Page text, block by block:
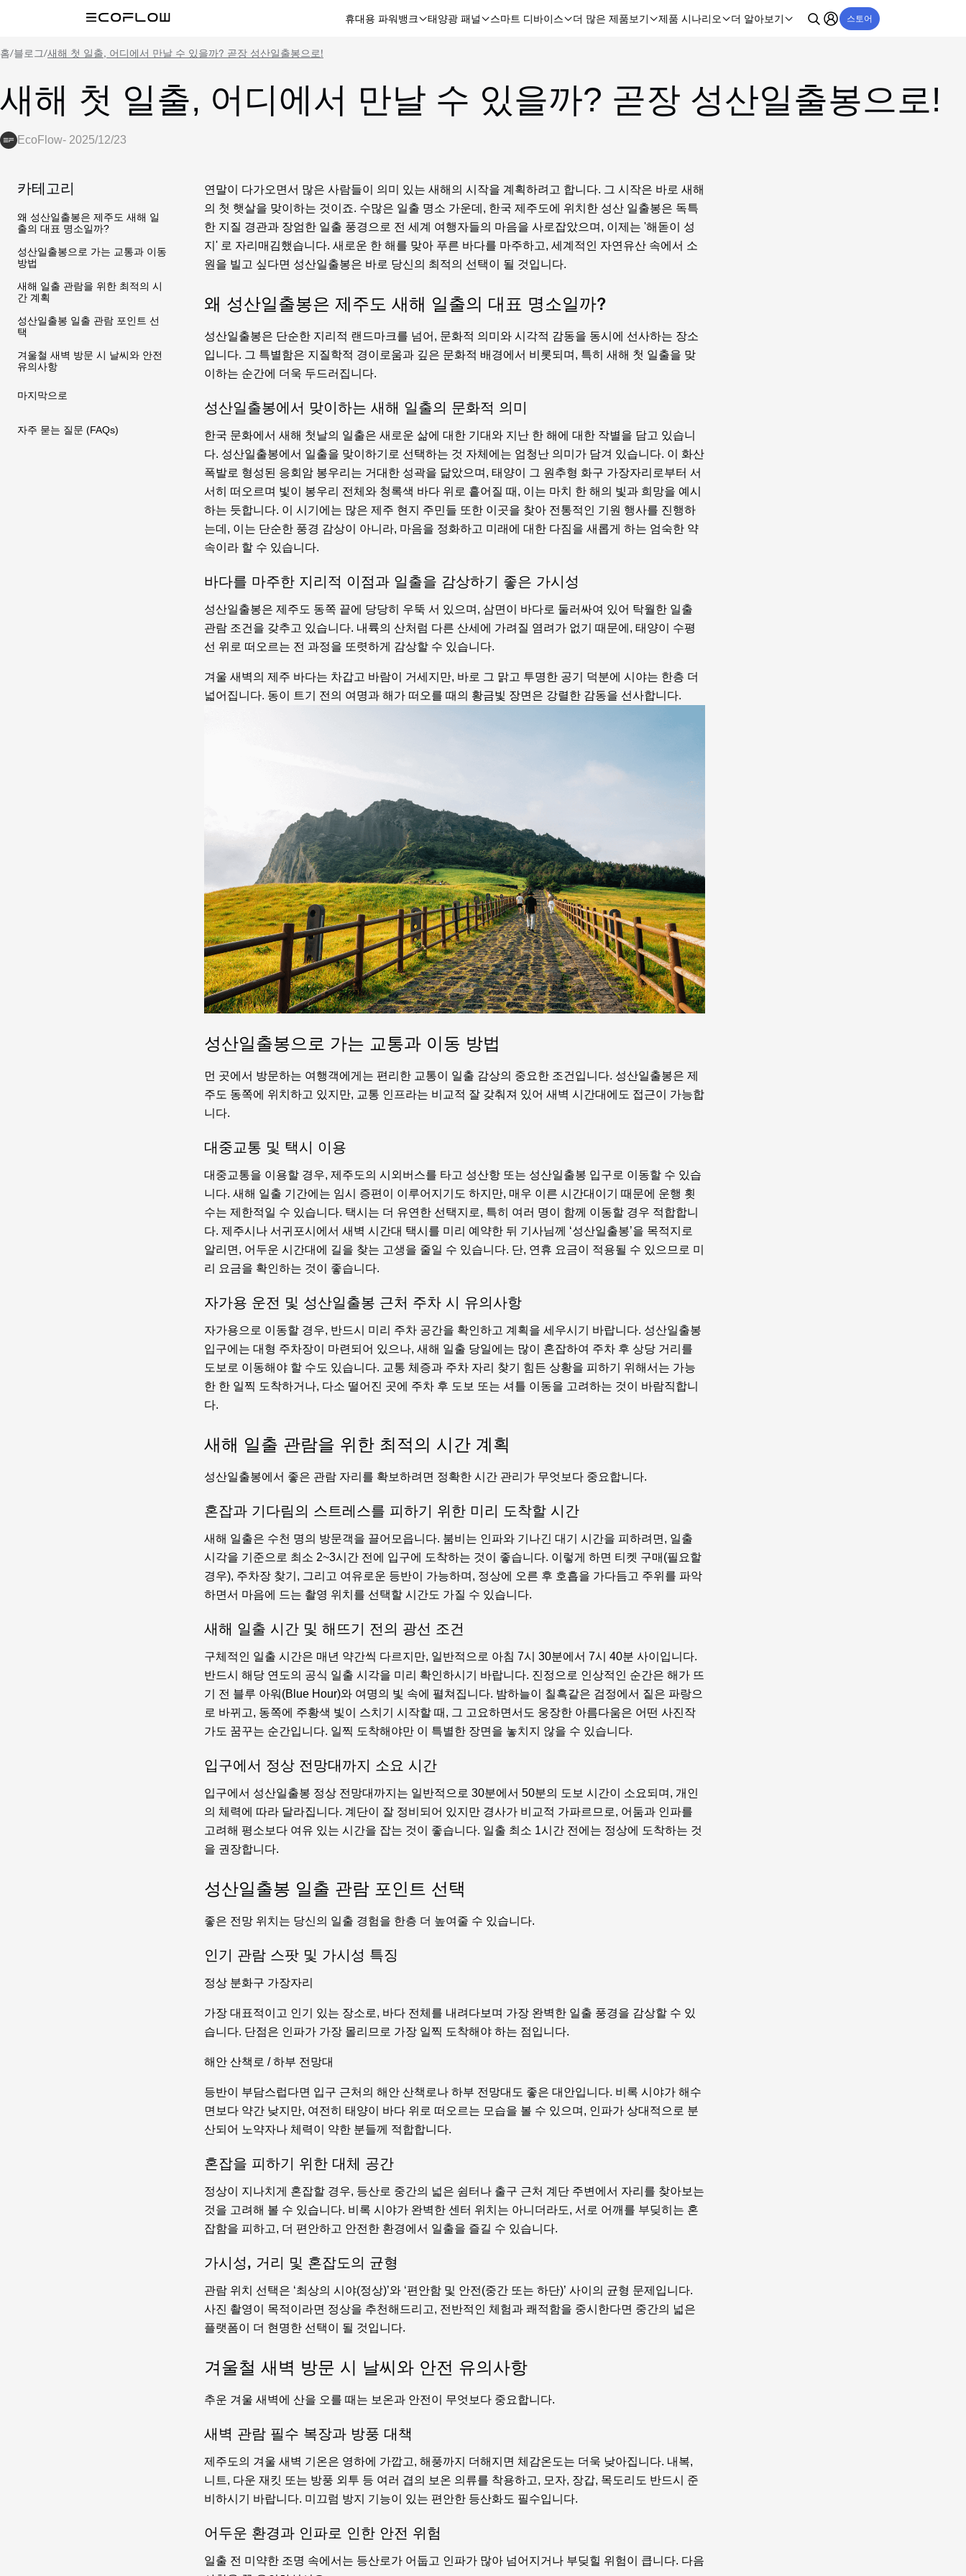
휴대용 파워뱅크 태양광 패널 스마트 디바이스 더 많은 제품보기 제품 시나리오 더 알아보기 스토어
홈/블로그/새해 첫 일출, 어디에서 만날 수 있을까? 곧장 성산일출봉으로!
새해 첫 일출, 어디에서 만날 수 있을까? 곧장 성산일출봉으로!
EcoFlow- 2025/12/23
카테고리
왜 성산일출봉은 제주도 새해 일
출의 대표 명소일까?
성산일출봉으로 가는 교통과 이동
방법
새해 일출 관람을 위한 최적의 시
간 계획
성산일출봉 일출 관람 포인트 선
택
겨울철 새벽 방문 시 날씨와 안전
유의사항
마지막으로
자주 묻는 질문 (FAQs)
연말이 다가오면서 많은 사람들이 의미 있는 새해의 시작을 계획하려고 합니다. 그 시작은 바로 새해
의 첫 햇살을 맞이하는 것이죠. 수많은 일출 명소 가운데, 한국 제주도에 위치한 성산 일출봉은 독특
한 지질 경관과 장엄한 일출 풍경으로 전 세계 여행자들의 마음을 사로잡았으며, 이제는 '해돋이 성
지' 로 자리매김했습니다. 새로운 한 해를 맞아 푸른 바다를 마주하고, 세계적인 자연유산 속에서 소
원을 빌고 싶다면 성산일출봉은 바로 당신의 최적의 선택이 될 것입니다.
왜 성산일출봉은 제주도 새해 일출의 대표 명소일까?
성산일출봉은 단순한 지리적 랜드마크를 넘어, 문화적 의미와 시각적 감동을 동시에 선사하는 장소
입니다. 그 특별함은 지질학적 경이로움과 깊은 문화적 배경에서 비롯되며, 특히 새해 첫 일출을 맞
이하는 순간에 더욱 두드러집니다.
성산일출봉에서 맞이하는 새해 일출의 문화적 의미
한국 문화에서 새해 첫날의 일출은 새로운 삶에 대한 기대와 지난 한 해에 대한 작별을 담고 있습니
다. 성산일출봉에서 일출을 맞이하기로 선택하는 것 자체에는 엄청난 의미가 담겨 있습니다. 이 화산
폭발로 형성된 응회암 봉우리는 거대한 성곽을 닮았으며, 태양이 그 원추형 화구 가장자리로부터 서
서히 떠오르며 빛이 봉우리 전체와 청록색 바다 위로 흩어질 때, 이는 마치 한 해의 빛과 희망을 예시
하는 듯합니다. 이 시기에는 많은 제주 현지 주민들 또한 이곳을 찾아 전통적인 기원 행사를 진행하
는데, 이는 단순한 풍경 감상이 아니라, 마음을 정화하고 미래에 대한 다짐을 새롭게 하는 엄숙한 약
속이라 할 수 있습니다.
바다를 마주한 지리적 이점과 일출을 감상하기 좋은 가시성
성산일출봉은 제주도 동쪽 끝에 당당히 우뚝 서 있으며, 삼면이 바다로 둘러싸여 있어 탁월한 일출
관람 조건을 갖추고 있습니다. 내륙의 산처럼 다른 산세에 가려질 염려가 없기 때문에, 태양이 수평
선 위로 떠오르는 전 과정을 또렷하게 감상할 수 있습니다.
겨울 새벽의 제주 바다는 차갑고 바람이 거세지만, 바로 그 맑고 투명한 공기 덕분에 시야는 한층 더
넓어집니다. 동이 트기 전의 여명과 해가 떠오를 때의 황금빛 장면은 강렬한 감동을 선사합니다.
성산일출봉으로 가는 교통과 이동 방법
먼 곳에서 방문하는 여행객에게는 편리한 교통이 일출 감상의 중요한 조건입니다. 성산일출봉은 제
주도 동쪽에 위치하고 있지만, 교통 인프라는 비교적 잘 갖춰져 있어 새벽 시간대에도 접근이 가능합
니다.
대중교통 및 택시 이용
대중교통을 이용할 경우, 제주도의 시외버스를 타고 성산항 또는 성산일출봉 입구로 이동할 수 있습
니다. 새해 일출 기간에는 임시 증편이 이루어지기도 하지만, 매우 이른 시간대이기 때문에 운행 횟
수는 제한적일 수 있습니다. 택시는 더 유연한 선택지로, 특히 여러 명이 함께 이동할 경우 적합합니
다. 제주시나 서귀포시에서 새벽 시간대 택시를 미리 예약한 뒤 기사님께 ‘성산일출봉’을 목적지로
알리면, 어두운 시간대에 길을 찾는 고생을 줄일 수 있습니다. 단, 연휴 요금이 적용될 수 있으므로 미
리 요금을 확인하는 것이 좋습니다.
자가용 운전 및 성산일출봉 근처 주차 시 유의사항
자가용으로 이동할 경우, 반드시 미리 주차 공간을 확인하고 계획을 세우시기 바랍니다. 성산일출봉
입구에는 대형 주차장이 마련되어 있으나, 새해 일출 당일에는 많이 혼잡하여 주차 후 상당 거리를
도보로 이동해야 할 수도 있습니다. 교통 체증과 주차 자리 찾기 힘든 상황을 피하기 위해서는 가능
한 한 일찍 도착하거나, 다소 떨어진 곳에 주차 후 도보 또는 셔틀 이동을 고려하는 것이 바람직합니
다.
새해 일출 관람을 위한 최적의 시간 계획
성산일출봉에서 좋은 관람 자리를 확보하려면 정확한 시간 관리가 무엇보다 중요합니다.
혼잡과 기다림의 스트레스를 피하기 위한 미리 도착할 시간
새해 일출은 수천 명의 방문객을 끌어모읍니다. 붐비는 인파와 기나긴 대기 시간을 피하려면, 일출
시각을 기준으로 최소 2~3시간 전에 입구에 도착하는 것이 좋습니다. 이렇게 하면 티켓 구매(필요할
경우), 주차장 찾기, 그리고 여유로운 등반이 가능하며, 정상에 오른 후 호흡을 가다듬고 주위를 파악
하면서 마음에 드는 촬영 위치를 선택할 시간도 가질 수 있습니다.
새해 일출 시간 및 해뜨기 전의 광선 조건
구체적인 일출 시간은 매년 약간씩 다르지만, 일반적으로 아침 7시 30분에서 7시 40분 사이입니다.
반드시 해당 연도의 공식 일출 시각을 미리 확인하시기 바랍니다. 진정으로 인상적인 순간은 해가 뜨
기 전 블루 아워(Blue Hour)와 여명의 빛 속에 펼쳐집니다. 밤하늘이 칠흑같은 검정에서 짙은 파랑으
로 바뀌고, 동쪽에 주황색 빛이 스치기 시작할 때, 그 고요하면서도 웅장한 아름다움은 어떤 사진작
가도 꿈꾸는 순간입니다. 일찍 도착해야만 이 특별한 장면을 놓치지 않을 수 있습니다.
입구에서 정상 전망대까지 소요 시간
입구에서 성산일출봉 정상 전망대까지는 일반적으로 30분에서 50분의 도보 시간이 소요되며, 개인
의 체력에 따라 달라집니다. 계단이 잘 정비되어 있지만 경사가 비교적 가파르므로, 어둠과 인파를
고려해 평소보다 여유 있는 시간을 잡는 것이 좋습니다. 일출 최소 1시간 전에는 정상에 도착하는 것
을 권장합니다.
성산일출봉 일출 관람 포인트 선택
좋은 전망 위치는 당신의 일출 경험을 한층 더 높여줄 수 있습니다.
인기 관람 스팟 및 가시성 특징
정상 분화구 가장자리
가장 대표적이고 인기 있는 장소로, 바다 전체를 내려다보며 가장 완벽한 일출 풍경을 감상할 수 있
습니다. 단점은 인파가 가장 몰리므로 가장 일찍 도착해야 하는 점입니다.
해안 산책로 / 하부 전망대
등반이 부담스럽다면 입구 근처의 해안 산책로나 하부 전망대도 좋은 대안입니다. 비록 시야가 해수
면보다 약간 낮지만, 여전히 태양이 바다 위로 떠오르는 모습을 볼 수 있으며, 인파가 상대적으로 분
산되어 노약자나 체력이 약한 분들께 적합합니다.
혼잡을 피하기 위한 대체 공간
정상이 지나치게 혼잡할 경우, 등산로 중간의 넓은 쉼터나 출구 근처 계단 주변에서 자리를 찾아보는
것을 고려해 볼 수 있습니다. 비록 시야가 완벽한 센터 위치는 아니더라도, 서로 어깨를 부딪히는 혼
잡함을 피하고, 더 편안하고 안전한 환경에서 일출을 즐길 수 있습니다.
가시성, 거리 및 혼잡도의 균형
관람 위치 선택은 ‘최상의 시야(정상)’와 ‘편안함 및 안전(중간 또는 하단)’ 사이의 균형 문제입니다.
사진 촬영이 목적이라면 정상을 추천해드리고, 전반적인 체험과 쾌적함을 중시한다면 중간의 넓은
플랫폼이 더 현명한 선택이 될 것입니다.
겨울철 새벽 방문 시 날씨와 안전 유의사항
추운 겨울 새벽에 산을 오를 때는 보온과 안전이 무엇보다 중요합니다.
새벽 관람 필수 복장과 방풍 대책
제주도의 겨울 새벽 기온은 영하에 가깝고, 해풍까지 더해지면 체감온도는 더욱 낮아집니다. 내복,
니트, 다운 재킷 또는 방풍 외투 등 여러 겹의 보온 의류를 착용하고, 모자, 장갑, 목도리도 반드시 준
비하시기 바랍니다. 미끄럼 방지 기능이 있는 편안한 등산화도 필수입니다.
어두운 환경과 인파로 인한 안전 위험
일출 전 미약한 조명 속에서는 등산로가 어둡고 인파가 많아 넘어지거나 부딪힐 위험이 큽니다. 다음